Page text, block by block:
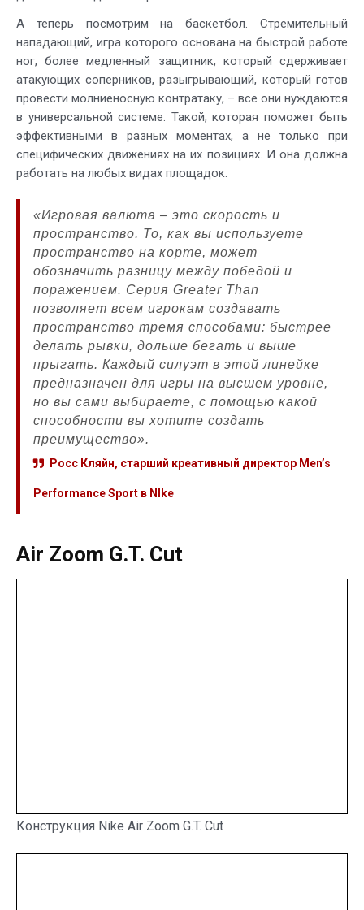
А теперь посмотрим на баскетбол. Стремительный
нападающий, игра которого основана на быстрой работе
ног, более медленный защитник, который сдерживает
атакующих соперников, разыгрывающий, который готов
провести молниеносную контратаку, – все они нуждаются
в универсальной системе. Такой, которая поможет быть
эффективными в разных моментах, а не только при
специфических движениях на их позициях. И она должна
работать на любых видах площадок.
«Игровая валюта – это скорость и
пространство. То, как вы используете
пространство на корте, может
обозначить разницу между победой и
поражением. Серия Greater Than
позволяет всем игрокам создавать
пространство тремя способами: быстрее
делать рывки, дольше бегать и выше
прыгать. Каждый силуэт в этой линейке
предназначен для игры на высшем уровне,
но вы сами выбираете, с помощью какой
способности вы хотите создать
преимущество».
Росс Кляйн, старший креативный директор Men’s
Performance Sport в NIke
Air Zoom G.T. Cut
Конструкция Nike Air Zoom G.T. Cut